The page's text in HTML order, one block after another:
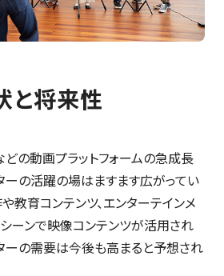
と将来性
の動画プラットフォームの急成長
ーの活躍の場はますます広がってい
教育コンテンツ、エンターテインメ
ーンで映像コンテンツが活用され
ーの需要は今後も高まると予想され